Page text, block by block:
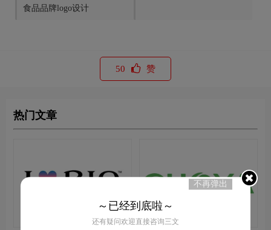
食品品牌logo设计
50 赞
热门文章
不再弹出
～已经到底啦～
还有疑问欢迎直接咨询三文